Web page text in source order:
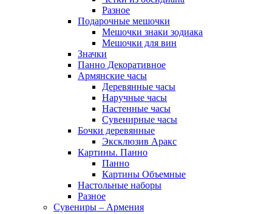
Разное
Подарочные мешочки
Мешочки знаки зодиака
Мешочки для вин
Значки
Панно Декоративное
Армянские часы
Деревянные часы
Наручные часы
Настенные часы
Сувенирные часы
Бочки деревянные
Эксклюзив Аракс
Картины. Панно
Панно
Картины Объемные
Настольные наборы
Разное
Сувениры – Армения